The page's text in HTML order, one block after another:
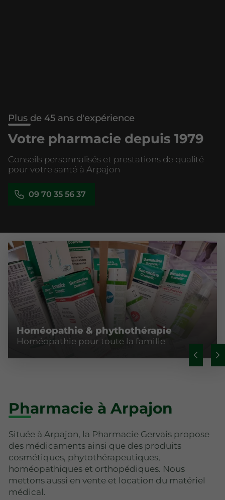
Plus de 45 ans d'expérience
Votre pharmacie depuis 1979
Conseils personnalisés et prestations de qualité
pour votre santé à Arpajon
09 70 35 56 37
Homéopathie & phythothérapie
Homéopathie pour toute la famille
Pharmacie à Arpajon
Située à Arpajon, la Pharmacie Gervais propose
des médicaments ainsi que des produits
cosmétiques, phytothérapeutiques,
homéopathiques et orthopédiques. Nous
mettons aussi en vente et location du matériel
médical.